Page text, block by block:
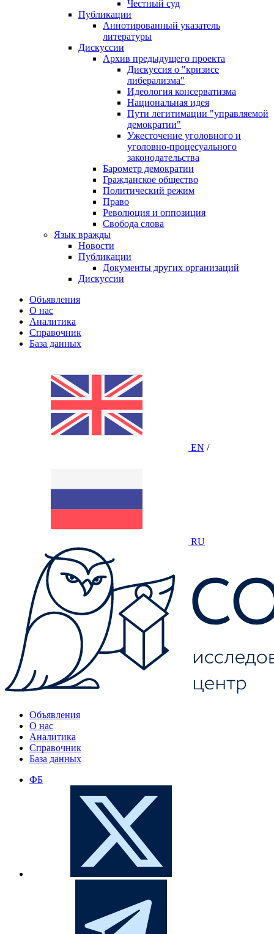
Честный суд
Публикации
Аннотированный указатель
литературы
Дискуссии
Архив предыдущего проекта
Дискуссия о "кризисе
либерализма"
Идеология консерватизма
Национальная идея
Пути легитимации "управляемой
демократии"
Ужесточение уголовного и
уголовно-процесуального
законодательства
Барометр демократии
Гражданское общество
Политический режим
Право
Революция и оппозиция
Свобода слова
Язык вражды
Новости
Публикации
Документы других организаций
Дискуссии
Объявления
О нас
Аналитика
Справочник
База данных
EN /
RU
Объявления
О нас
Аналитика
Справочник
База данных
ФБ